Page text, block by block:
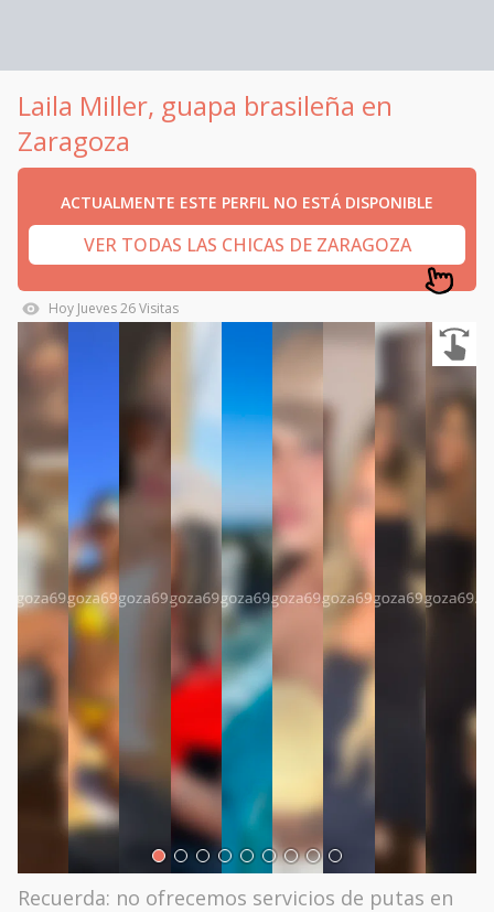
Laila Miller, guapa brasileña en
Zaragoza
ACTUALMENTE ESTE PERFIL NO ESTÁ DISPONIBLE
VER TODAS LAS CHICAS DE ZARAGOZA
Hoy Jueves26Visitas
Recuerda: no ofrecemos servicios de putas en